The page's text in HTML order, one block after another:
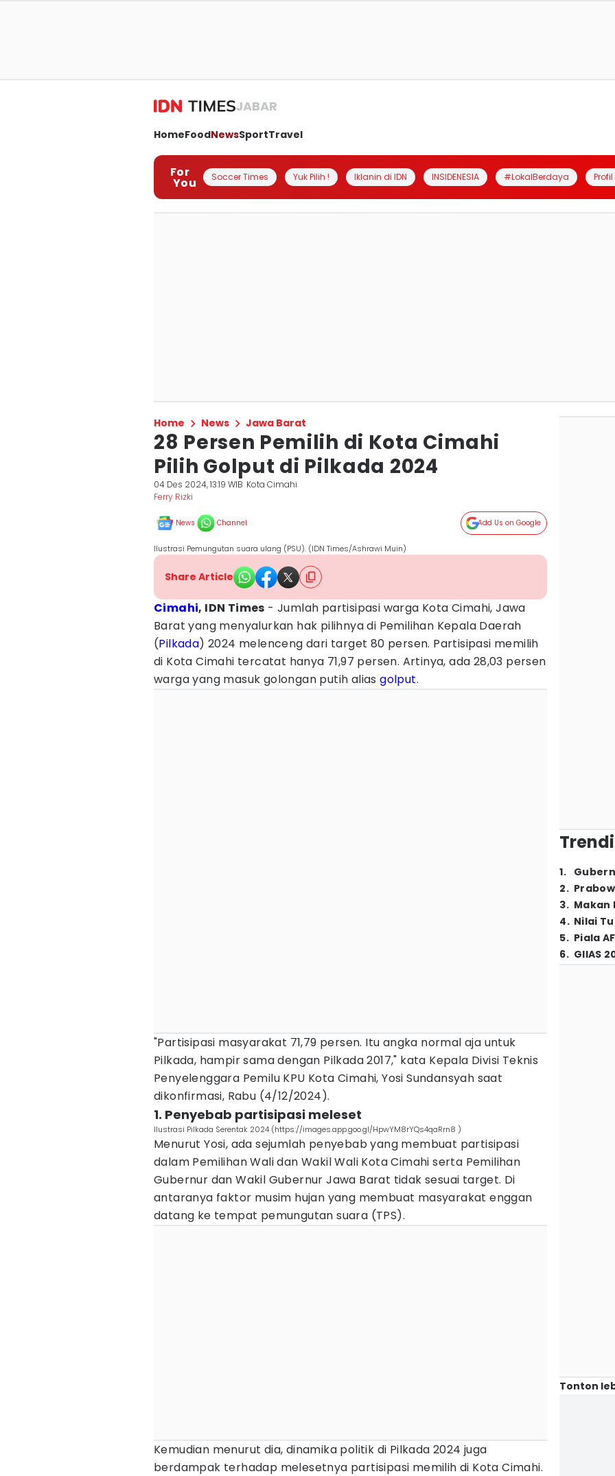
JABAR
HomeFoodNewsSportTravel
For
You Soccer Times Yuk Pilih ! Iklanin di IDN INSIDENESIA #LokalBerdaya
Home News Jawa Barat
28 Persen Pemilih di Kota Cimahi
Pilih Golput di Pilkada 2024
04 Des 2024, 13:19 WIB Kota Cimahi
Ferry Rizki
News Channel Add Us on Google
Ilustrasi Pemungutan suara ulang (PSU). (IDN Times/Ashrawi Muin)
Share Article
Cimahi, IDN Times - Jumlah partisipasi warga Kota Cimahi, Jawa
Barat yang menyalurkan hak pilihnya di Pemilihan Kepala Daerah
(Pilkada) 2024 melenceng dari target 80 persen. Partisipasi memilih
di Kota Cimahi tercatat hanya 71,97 persen. Artinya, ada 28,03 persen
warga yang masuk golongan putih aliasgolput.
"Partisipasi masyarakat 71,79 persen. Itu angka normal aja untuk
Pilkada, hampir sama dengan Pilkada 2017," kata Kepala Divisi Teknis
Penyelenggara Pemilu KPU Kota Cimahi, Yosi Sundansyah saat
dikonfirmasi, Rabu (4/12/2024).
1. Penyebab partisipasi meleset
Ilustrasi Pilkada Serentak 2024 (https://images.app.goo.gl/HpwYM8rYQs4qaRrn8 )
Menurut Yosi, ada sejumlah penyebab yang membuat partisipasi
dalam Pemilihan Wali dan Wakil Wali Kota Cimahi serta Pemilihan
Gubernur dan Wakil Gubernur Jawa Barat tidak sesuai target. Di
antaranya faktor musim hujan yang membuat masyarakat enggan
datang ke tempat pemungutan suara (TPS).
Kemudian menurut dia, dinamika politik di Pilkada 2024 juga
berdampak terhadap melesetnya partisipasi memilih di Kota Cimahi.
1.
2.
3. Makan
4. Nilai
5. Piala
6. GIIAS
Tonton